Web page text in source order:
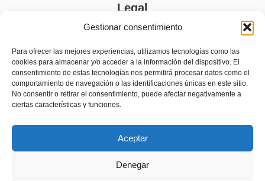
Gestionar consentimiento
Para ofrecer las mejores experiencias, utilizamos tecnologías como las
cookies para almacenar y/o acceder a la información del dispositivo. El
consentimiento de estas tecnologías nos permitirá procesar datos como el
comportamiento de navegación o las identificaciones únicas en este sitio.
No consentir o retirar el consentimiento, puede afectar negativamente a
ciertas características y funciones.
Aceptar
Denegar
Legal
Aviso legal
Política de privacidad
Política de cookies (UE)
Accesibilidad
Política de devoluciones y reembolsos